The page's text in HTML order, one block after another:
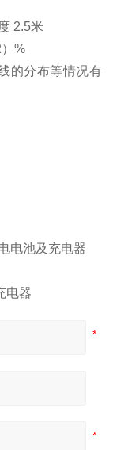
2.5米
%
的分布等情况有
电池及充电器
电器